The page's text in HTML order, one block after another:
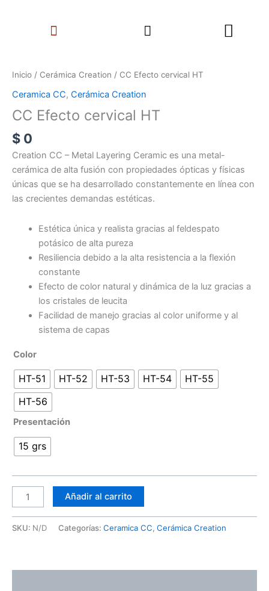
Menu Search
Inicio / Cerámica Creation / CC Efecto cervical HT
Ceramica CC, Cerámica Creation
CC Efecto cervical HT
$ 0
Creation CC – Metal Layering Ceramic es una metal-
cerámica de alta fusión con propiedades ópticas y físicas
únicas que se ha desarrollado constantemente en línea con
las crecientes demandas estéticas.
Estética única y realista gracias al feldespato
potásico de alta pureza
Resiliencia debido a la alta resistencia a la flexión
constante
Efecto de color natural y dinámica de la luz gracias a
los cristales de leucita
Facilidad de manejo gracias al color uniforme y al
sistema de capas
Color
HT-51 HT-52 HT-53 HT-54
HT-55
HT-56
Presentación
15 grs
Efecto
HT
cantidad
Añadir al carrito
SKU: N/D Categorías: Ceramica CC, Cerámica Creation